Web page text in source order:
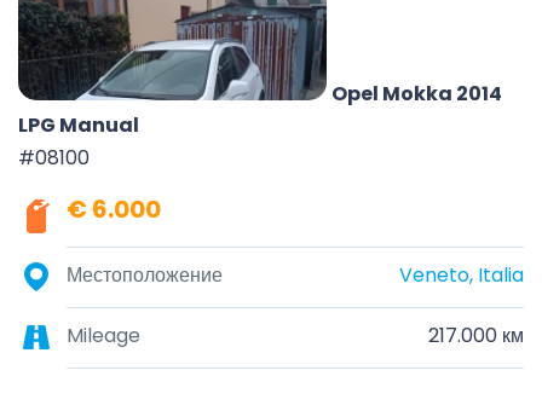
Opel Mokka 2014
LPG Manual
#08100
€ 6.000
Местоположение Veneto, Italia
Mileage 217.000 км